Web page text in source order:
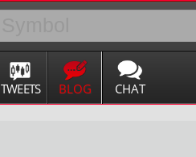
TWEETS BLOG CHAT